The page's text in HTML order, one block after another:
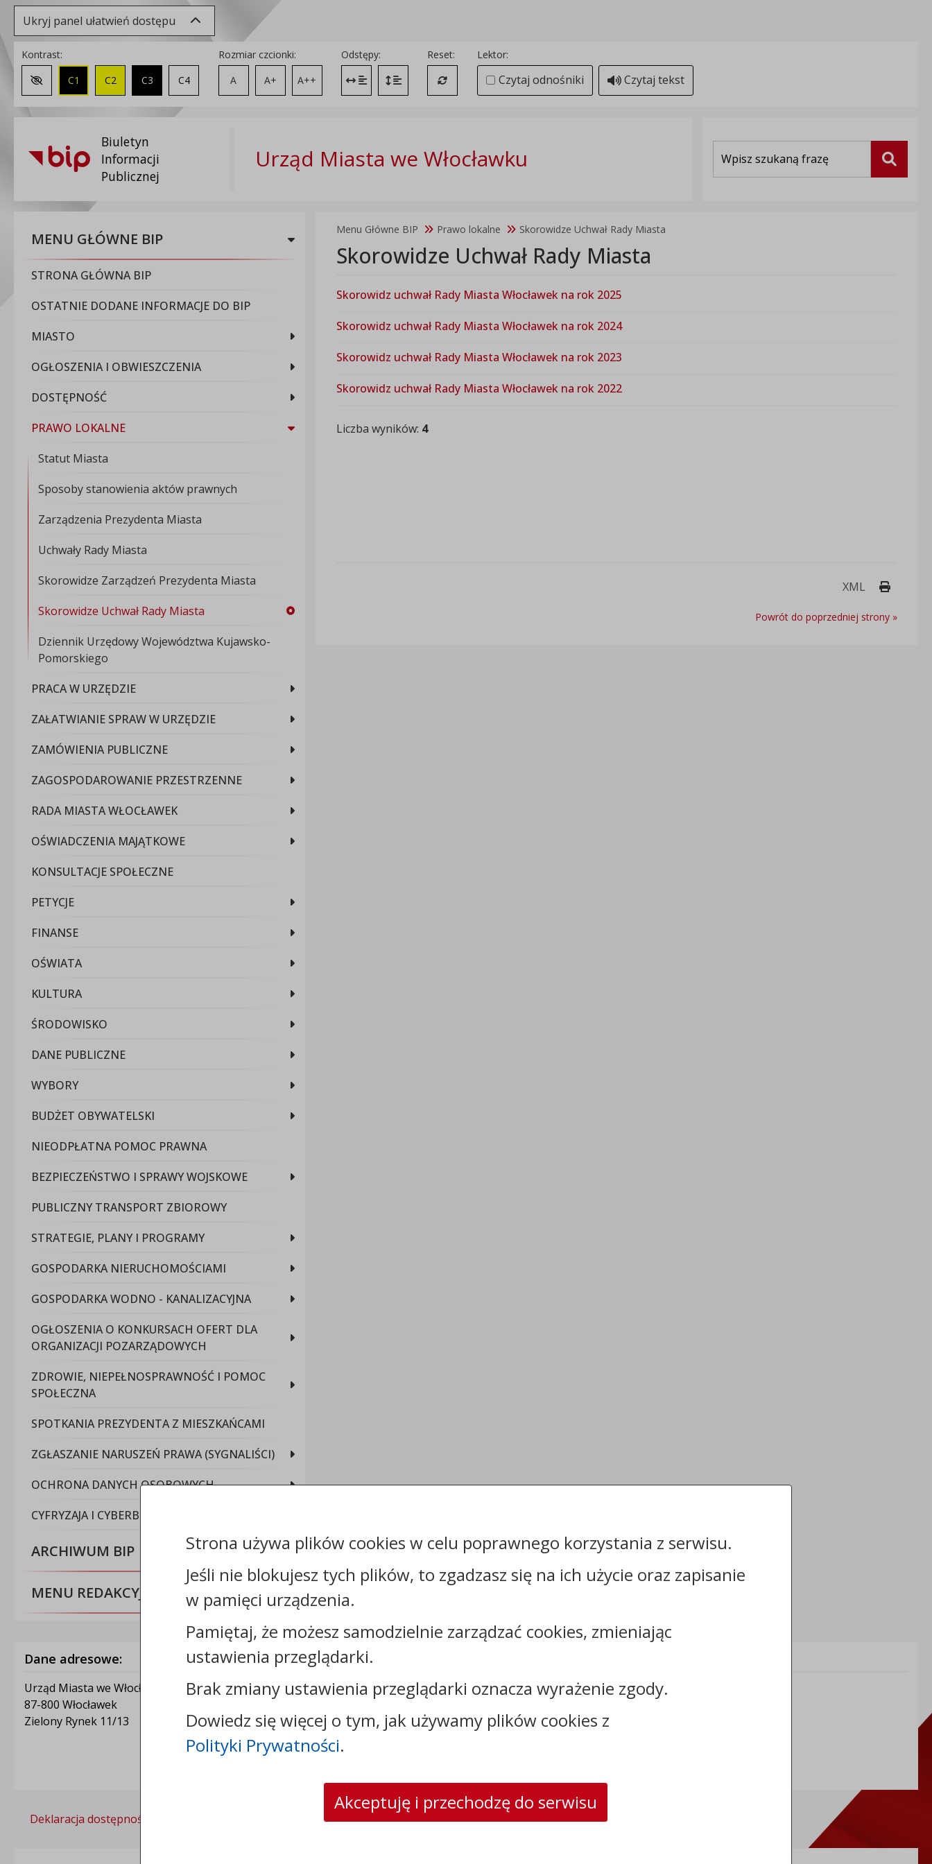
Ukryj panel ułatwień dostępu
Kontrast:
Zmień kontrast na domyślny
C1 C2 C3 C4
Rozmiar czcionki:
A
A+ A++
Odstępy:
Zmień odstęp między literami
Zmień interlinię i margines między paragrafami
Reset:
Przywróć ustawienia domyślne
Lektor:
Czytaj odnośniki Czytaj tekst
Biuletyn
Informacji
Publicznej
Urząd Miasta we Włocławku Szukaj
MENU GŁÓWNE BIP
STRONA GŁÓWNA BIP
OSTATNIE DODANE INFORMACJE DO BIP
MIASTO
OGŁOSZENIA I OBWIESZCZENIA
DOSTĘPNOŚĆ
PRAWO LOKALNE
Statut Miasta
Sposoby stanowienia aktów prawnych
Zarządzenia Prezydenta Miasta
Uchwały Rady Miasta
Skorowidze Zarządzeń Prezydenta Miasta
Skorowidze Uchwał Rady Miasta
Dziennik Urzędowy Województwa Kujawsko-
Pomorskiego
PRACA W URZĘDZIE
ZAŁATWIANIE SPRAW W URZĘDZIE
ZAMÓWIENIA PUBLICZNE
ZAGOSPODAROWANIE PRZESTRZENNE
RADA MIASTA WŁOCŁAWEK
OŚWIADCZENIA MAJĄTKOWE
KONSULTACJE SPOŁECZNE
PETYCJE
FINANSE
OŚWIATA
KULTURA
ŚRODOWISKO
DANE PUBLICZNE
WYBORY
BUDŻET OBYWATELSKI
NIEODPŁATNA POMOC PRAWNA
BEZPIECZEŃSTWO I SPRAWY WOJSKOWE
PUBLICZNY TRANSPORT ZBIOROWY
STRATEGIE, PLANY I PROGRAMY
GOSPODARKA NIERUCHOMOŚCIAMI
GOSPODARKA WODNO - KANALIZACYJNA
OGŁOSZENIA O KONKURSACH OFERT DLA
ORGANIZACJI POZARZĄDOWYCH
ZDROWIE, NIEPEŁNOSPRAWNOŚĆ I POMOC
SPOŁECZNA
SPOTKANIA PREZYDENTA Z MIESZKAŃCAMI
ZGŁASZANIE NARUSZEŃ PRAWA (SYGNALIŚCI)
OCHRONA DANYCH OSOBOWYCH
CYFRYZAJA I CYBERBEZPIECZEŃSTWO
ARCHIWUM BIP
MENU REDAKCYJNE
Menu Główne BIP Prawo lokalne Skorowidze Uchwał Rady Miasta
Skorowidze Uchwał Rady Miasta
Skorowidz uchwał Rady Miasta Włocławek na rok 2025
Skorowidz uchwał Rady Miasta Włocławek na rok 2024
Skorowidz uchwał Rady Miasta Włocławek na rok 2023
Skorowidz uchwał Rady Miasta Włocławek na rok 2022
Liczba wyników: 4
XML Drukuj
Powrót do poprzedniej strony »
Dane adresowe:
Urząd Miasta we Włocławku
87-800 Włocławek
Zielony Rynek 11/13
Kontakt:
tel.:+48544144000
e-mail:poczta@um.wloclawek.pl
skrytka ePUAP: /umwloclawek/SkrytkaESP lub
/umwloclawek/skrytka
NIP: 8883031255
Deklaracja dostępności
Strona używa plików cookies w celu poprawnego korzystania z serwisu.
Jeśli nie blokujesz tych plików, to zgadzasz się na ich użycie oraz zapisanie
w pamięci urządzenia.
Pamiętaj, że możesz samodzielnie zarządzać cookies, zmieniając
ustawienia przeglądarki.
Brak zmiany ustawienia przeglądarki oznacza wyrażenie zgody.
Dowiedz się więcej o tym, jak używamy plików cookies z
Polityki Prywatności.
Akceptuję i przechodzę do serwisu